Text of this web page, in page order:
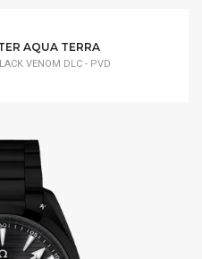
AQUA TERRA
VENOM DLC - PVD